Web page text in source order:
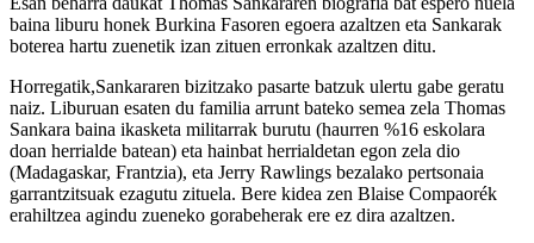
baina liburu honek Burkina Fasoren egoera azaltzen eta Sankarak
boterea hartu zuenetik izan zituen erronkak azaltzen ditu.
Horregatik,Sankararen bizitzako pasarte batzuk ulertu gabe geratu
naiz. Liburuan esaten du familia arrunt bateko semea zela Thomas
Sankara baina ikasketa militarrak burutu (haurren %16 eskolara
doan herrialde batean) eta hainbat herrialdetan egon zela dio
(Madagaskar, Frantzia), eta Jerry Rawlings bezalako pertsonaia
garrantzitsuak ezagutu zituela. Bere kidea zen Blaise Compaorék
erahiltzea agindu zueneko gorabeherak ere ez dira azaltzen.